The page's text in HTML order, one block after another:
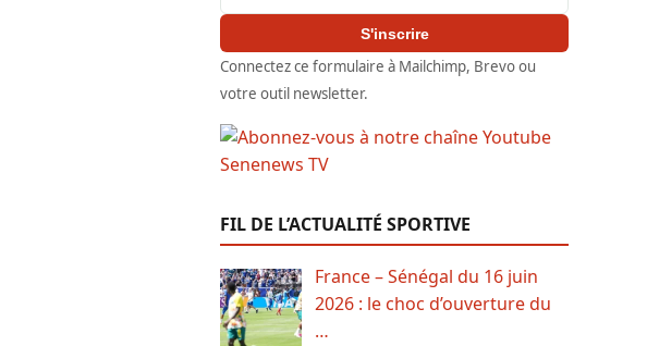
S'inscrire
Connectez ce formulaire à Mailchimp, Brevo ou
votre outil newsletter.
FIL DE L’ACTUALITÉ SPORTIVE
France – Sénégal du 16 juin
2026 : le choc d’ouverture du
…